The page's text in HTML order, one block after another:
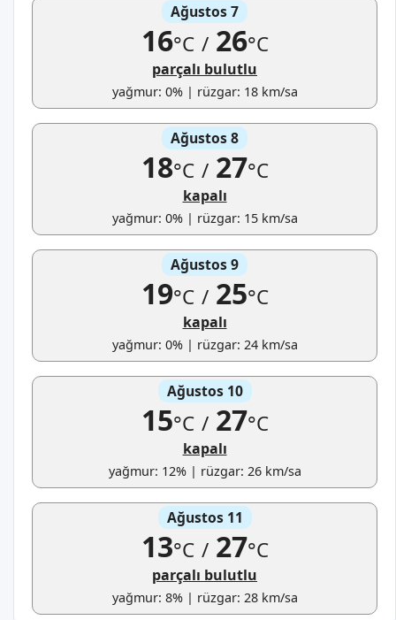
Ağustos 7
16°C /26°C
parçalı bulutlu
yağmur: 0% | rüzgar: 18 km/sa
Ağustos 8
18°C /27°C
kapalı
yağmur: 0% | rüzgar: 15 km/sa
Ağustos 9
19°C /25°C
kapalı
yağmur: 0% | rüzgar: 24 km/sa
Ağustos 10
15°C /27°C
kapalı
yağmur: 12% | rüzgar: 26 km/sa
Ağustos 11
13°C /27°C
parçalı bulutlu
yağmur: 8% | rüzgar: 28 km/sa